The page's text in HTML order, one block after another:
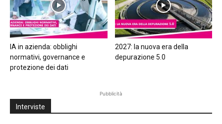
IA in azienda: obblighi
normativi, governance e
protezione dei dati
2027: la nuova era della
depurazione 5.0
Pubblicità
Interviste